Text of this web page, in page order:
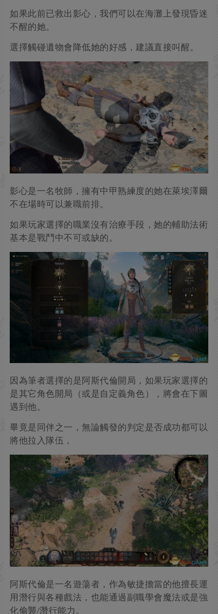
如果此前已救出影心，我們可以在海灘上發現昏迷
選擇觸碰遺物會降低她的好感，建議直接叫醒。
影心是一名牧師，擁有中甲熟練度的她在萊埃澤爾
不在場時可以兼職前排。
如果玩家選擇的職業沒有治療手段，她的輔助法術
基本是戰鬥中不可或缺的。
因為筆者選擇的是阿斯代倫開局，如果玩家選擇的
是其它角色開局（或是自定義角色），將會在下圖
遇到他。
畢竟是同伴之一，無論觸發的判定是否成功都可以
將他拉入隊伍，